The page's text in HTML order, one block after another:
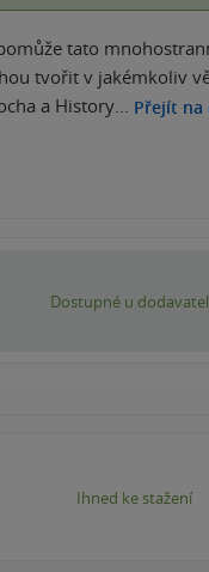
tato
tvořit v jakémkoliv
a History… Přejít na
Dostupné u
Ihned ke stažení